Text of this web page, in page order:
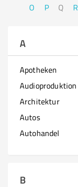
O
P Q R
A
Apotheken
Audioproduktion
Architektur
Autos
Autohandel
B